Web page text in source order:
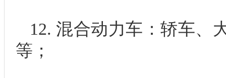
12. 混合动力车：轿车、
等；